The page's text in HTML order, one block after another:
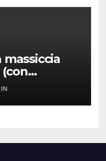
massiccia
l’addio